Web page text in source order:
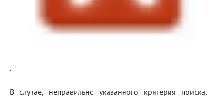
.
В случае, неправильно указанного критерия поиска,